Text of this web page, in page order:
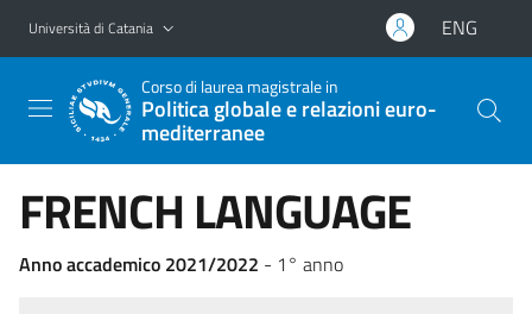
Vai al contenuto principale
Vai al menu di navigazione
Università di Catania ENG
Corso di laurea magistrale in
Politica globale e relazioni euro-
mediterranee
FRENCH LANGUAGE
Anno accademico 2021/2022 - 1° anno